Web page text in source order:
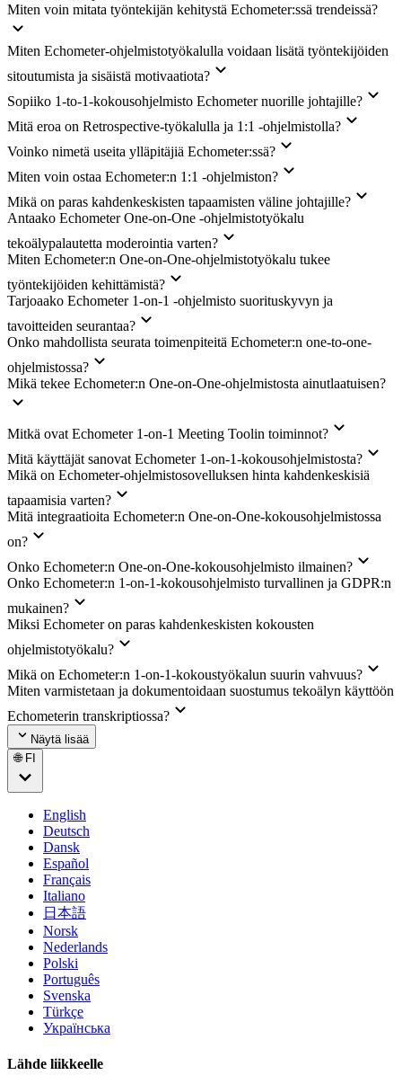
Miten voin mitata työntekijän kehitystä Echometer:ssä trendeissä?
Miten Echometer-ohjelmistotyökalulla voidaan lisätä työntekijöiden
sitoutumista ja sisäistä motivaatiota?
Sopiiko 1-to-1-kokousohjelmisto Echometer nuorille johtajille?
Mitä eroa on Retrospective-työkalulla ja 1:1 -ohjelmistolla?
Voinko nimetä useita ylläpitäjiä Echometer:ssä?
Miten voin ostaa Echometer:n 1:1 -ohjelmiston?
Mikä on paras kahdenkeskisten tapaamisten väline johtajille?
Antaako Echometer One-on-One -ohjelmistotyökalu
tekoälypalautetta moderointia varten?
Miten Echometer:n One-on-One-ohjelmistotyökalu tukee
työntekijöiden kehittämistä?
Tarjoaako Echometer 1-on-1 -ohjelmisto suorituskyvyn ja
tavoitteiden seurantaa?
Onko mahdollista seurata toimenpiteitä Echometer:n one-to-one-
ohjelmistossa?
Mikä tekee Echometer:n One-on-One-ohjelmistosta ainutlaatuisen?
Mitkä ovat Echometer 1-on-1 Meeting Toolin toiminnot?
Mitä käyttäjät sanovat Echometer 1-on-1-kokousohjelmistosta?
Mikä on Echometer-ohjelmistosovelluksen hinta kahdenkeskisiä
tapaamisia varten?
Mitä integraatioita Echometer:n One-on-One-kokousohjelmistossa
on?
Onko Echometer:n One-on-One-kokousohjelmisto ilmainen?
Onko Echometer:n 1-on-1-kokousohjelmisto turvallinen ja GDPR:n
mukainen?
Miksi Echometer on paras kahdenkeskisten kokousten
ohjelmistotyökalu?
Mikä on Echometer:n 1-on-1-kokoustyökalun suurin vahvuus?
Miten varmistetaan ja dokumentoidaan suostumus tekoälyn käyttöön
Echometerin transkriptiossa?
Näytä lisää
🌐 FI
English
Deutsch
Dansk
Español
Français
Italiano
日本語
Norsk
Nederlands
Polski
Português
Svenska
Türkçe
Українська
Lähde liikkeelle